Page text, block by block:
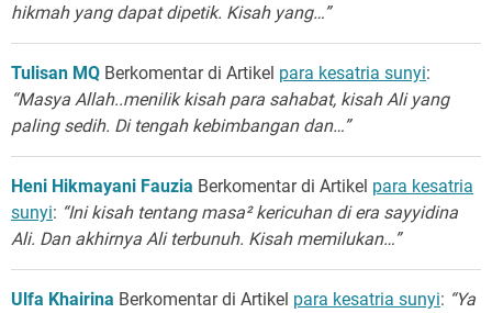
hikmah yang dapat dipetik. Kisah yang…”
Tulisan MQ Berkomentar di Artikel para kesatria sunyi:
“Masya Allah..menilik kisah para sahabat, kisah Ali yang
paling sedih. Di tengah kebimbangan dan…”
Heni Hikmayani Fauzia Berkomentar di Artikel para kesatria
sunyi: “Ini kisah tentang masa² kericuhan di era sayyidina
Ali. Dan akhirnya Ali terbunuh. Kisah memilukan…”
Ulfa Khairina Berkomentar di Artikel para kesatria sunyi: “Ya